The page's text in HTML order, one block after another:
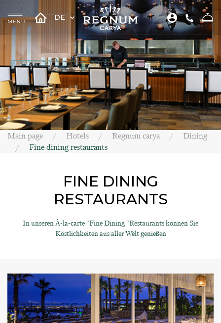
DE
Main page Hotels Regnum carya
Dining
Fine dining restaurants
FINE DINING
RESTAURANTS
In unseren À-la-carte "Fine Dining "Restaurants können Sie
Köstlichkeiten aus aller Welt genießen